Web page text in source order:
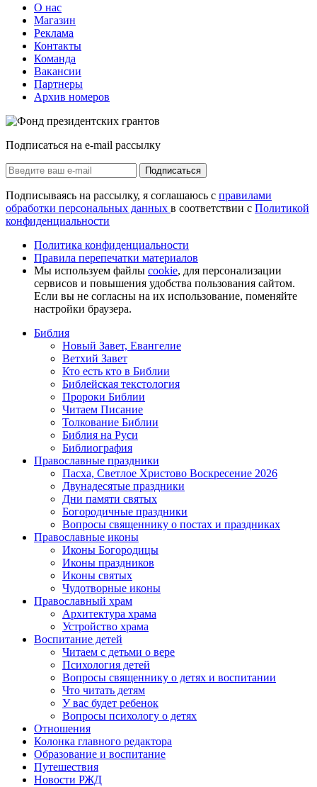
О нас
Магазин
Реклама
Контакты
Команда
Вакансии
Партнеры
Архив номеров
Подписаться на e-mail рассылку
Подписаться
Подписываясь на рассылку, я соглашаюсь с правилами
обработки персональных данных в соответствии с Политикой
конфиденциальности
Политика конфиденциальности
Правила перепечатки материалов
Мы используем файлы cookie, для персонализации
сервисов и повышения удобства пользования сайтом.
Если вы не согласны на их использование, поменяйте
настройки браузера.
Библия
Новый Завет, Евангелие
Ветхий Завет
Кто есть кто в Библии
Библейская текстология
Пророки Библии
Читаем Писание
Толкование Библии
Библия на Руси
Библиография
Православные праздники
Пасха, Светлое Христово Воскресение 2026
Двунадесятые праздники
Дни памяти святых
Богородичные праздники
Вопросы священнику о постах и праздниках
Православные иконы
Иконы Богородицы
Иконы праздников
Иконы святых
Чудотворные иконы
Православный храм
Архитектура храма
Устройство храма
Воспитание детей
Читаем с детьми о вере
Психология детей
Вопросы священнику о детях и воспитании
Что читать детям
У вас будет ребенок
Вопросы психологу о детях
Отношения
Колонка главного редактора
Образование и воспитание
Путешествия
Новости РЖД